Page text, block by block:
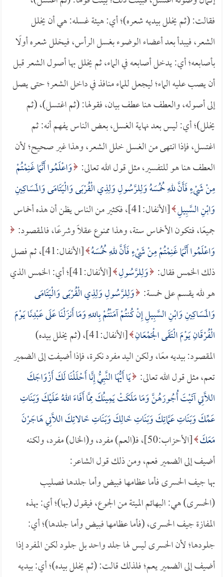
فقالت: (ثم يخلل بيديه شعره)؛ أي: هيئة غسله: هي أن يخلل
الشعر، فيبدأ بعد أعضاء الوضوء بغسل الرأس، فيخلل شعره أولًا
بأصابعه؛ أي: يدخل أصابعه في الماء، ثم يخلل بها أصول الشعر قبل
أن يصب عليه الماء؛ ليجعل للماء منافذ في داخل الشعر؛ حتى يصل
إلى أصوله، والعطف هنا عطف بيان، فقولها: (ثم اغتسل)، (ثم
يخلل)؛ أي: ليس بعد نهاية الغسل، بعض الناس يفهم أنه: ثم
اغتسل، فإذا انتهى من الغسل خلل الشعر، وهذا غير صحيح؛ لأن
العطف هنا هو للتفسير، مثل قول الله تعالى: وَاعْلَمُوا أَنَّمَا غَنِمْتُمْ
مِنْ شَيْءٍ فَأَنَّ للهِ خُمُسَهُ وَلِلرَّسُولِ وَلِذِي الْقُرْبَى وَالْيَتَامَى وَالمَسَاكِينِ
وَابْنِ السَّبِيلِ
[الأنفال:41]، فكثير من الناس يظن أن هذه أخماس
جميعًا، فتكون الأخماس ستة، وهذا ممنوع عقلًا وشرعًا، فالمقصود:
وَاعْلَمُوا أَنَّمَا غَنِمْتُمْ مِنْ شَيْءٍ فَأَنَّ للهِ خُمُسَهُ
[الأنفال:41]، ثم فصل
ذلك الخمس فقال: وَلِلرَّسُولِ
[الأنفال:41]؛ أي: الخمس الذي
هو لله يقسم على خمسة: وَلِلرَّسُولِ وَلِذِي الْقُرْبَى وَالْيَتَامَى
وَالمَسَاكِينِ وَابْنِ السَّبِيلِ إِنْ كُنتُمْ آمَنْتُمْ بِاللهِ وَمَا أَنزَلْنَا عَلَى عَبْدِنَا يَوْمَ
الْفُرْقَانِ يَوْمَ الْتَقَى الْجَمْعَانِ
[الأنفال:41]، (ثم يخلل بيده)
المقصود: بيديه معًا، ولكن اليد مفرد نكرة، فإذا أضيفت إلى الضمير
تعم، مثل قول الله تعالى: يَا أَيُّهَا النَّبِيُّ إِنَّا أَحْلَلْنَا لَكَ أَزْوَاجَكَ
اللَّاتِي آتَيْتَ أُجُورَهُنَّ وَمَا مَلَكَتْ يَمِينُكَ مِمَّا أَفَاءَ اللهُ عَلَيْكَ وَبَنَاتِ
عَمِّكَ وَبَنَاتِ عَمَّاتِكَ وَبَنَاتِ خَالِكَ وَبَنَاتِ خَالاتِكَ اللَّاتِي هَاجَرْنَ
مَعَكَ
[الأحزاب:50]، فـ(العم) مفرد، و(الخال) مفرد، ولكنه
أضيف إلى الضمير فعم، ومن ذلك قول الشاعر:
بها جيف الحسرى فأما عظامها فبيض وأما جلدها فصليب
(الحسرى) هي: البهائم الميتة من الجوع، فيقول (بها)؛ أي: بهذه
المفازة جيف الحسرى، (فأما عظامها فبيض وأما جلدها)؛ أي:
جلودها؛ لأن الحسرى ليس لها جلد واحد بل جلود لكن المفرد إذا
أضيف إلى الضمير يعم؛ فلذلك قالت: (ثم يخلل بيده)؛ أي: بيديه